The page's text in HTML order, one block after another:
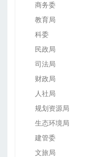
商务委
教育局
科委
民政局
司法局
财政局
人社局
规划资源局
生态环境局
建管委
文旅局